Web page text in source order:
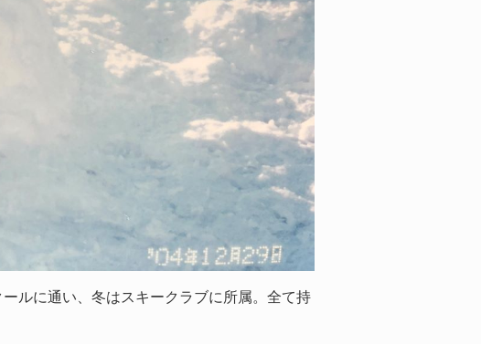
ルに通い、冬はスキークラブに所属。全て持